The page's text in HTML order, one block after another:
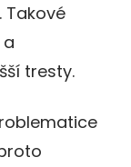
Takové
tresty.